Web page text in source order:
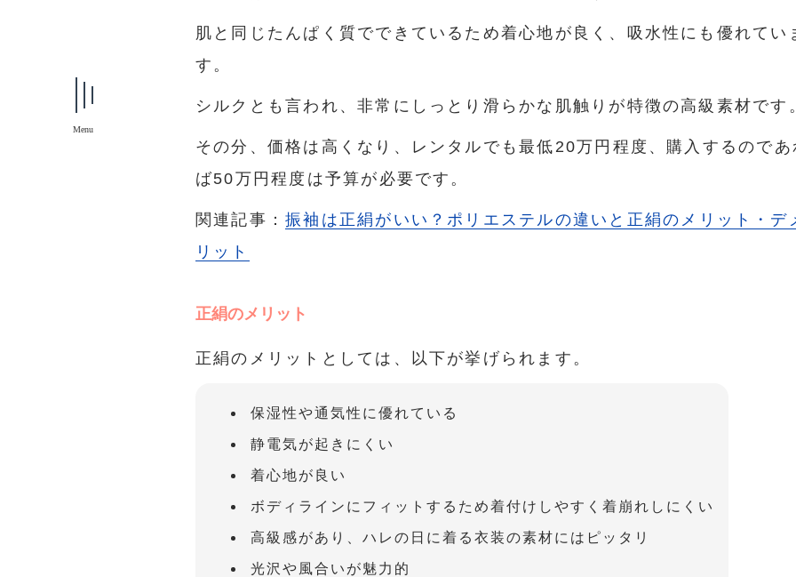
Menu
肌と同じたんぱく質でできているため着心地が良く、吸水性にも優れてい
す。
シルクとも言われ、非常にしっとり滑らかな肌触りが特徴の高級素材です
その分、価格は高くなり、レンタルでも最低20万円程度、購入するのであ
ば50万円程度は予算が必要です。
関連記事：振袖は正絹がいい？ポリエステルの違いと正絹のメリット・デ
リット
正絹のメリット
正絹のメリットとしては、以下が挙げられます。
保湿性や通気性に優れている
静電気が起きにくい
着心地が良い
ボディラインにフィットするため着付けしやすく着崩れしにくい
高級感があり、ハレの日に着る衣装の素材にはピッタリ
光沢や風合いが魅力的